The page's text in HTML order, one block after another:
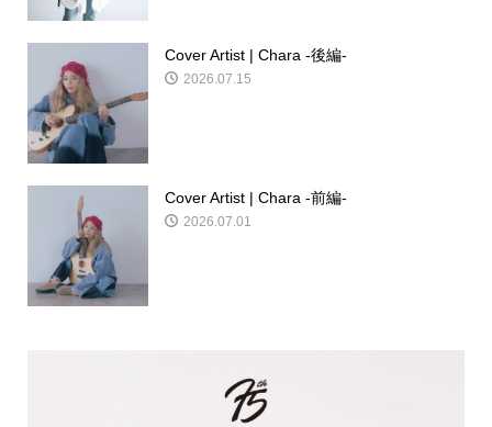
Cover Artist | Chara -後編-
2026.07.15
Cover Artist | Chara -前編-
2026.07.01